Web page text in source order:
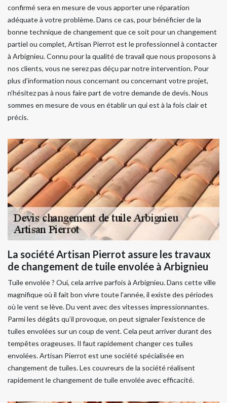
confirmé sera en mesure de vous apporter une réparation
adéquate à votre problème. Dans ce cas, pour bénéficier de la
bonne technique de changement que ce soit pour un changement
partiel ou complet, Artisan Pierrot est le professionnel à contacter
à Arbignieu. Connu pour la qualité de travail que nous proposons à
nos clients, vous ne serez pas déçu par notre intervention. Pour
plus d’information nous concernant ou concernant votre projet,
n’hésitez pas à nous faire part de votre demande de devis. Nous
sommes en mesure de vous en établir un qui est à la fois clair et
précis.
La société Artisan Pierrot assure les travaux
de changement de tuile envolée à Arbignieu
Tuile envolée ? Oui, cela arrive parfois à Arbignieu. Dans cette ville
magnifique où il fait bon vivre toute l’année, il existe des périodes
où le vent se lève. Du vent avec des vitesses impressionnantes.
Parmi les dégâts qu’il provoque, on peut signaler l’existence de
tuiles envolées sur un coup de vent. Cela peut arriver durant des
tempêtes orageuses. Il faut rapidement changer ces tuiles
envolées. Artisan Pierrot est une société spécialisée en
changement de tuiles. Les couvreurs de la société réalisent
rapidement le changement de tuile envolée avec efficacité.